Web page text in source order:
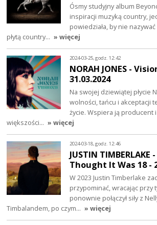
Ósmy studyjny album
inspiracji muzyką country,
powiedziała, by nie
płytą country… » więcej
2024-03-25, godz. 12:42
NORAH JONES -
31.03.2024
Na swojej dziewiątej płycie
wolności, tańcu i akceptacji
życie. Wspiera ją producent
większości… » więcej
2024-03-18, godz. 12:46
JUSTIN
Thought It Was 18 -
W 2023 Justin Timberlake
przypominać, wracając przy
ponownie połączył siły z
Timbalandem, po czym… » więcej